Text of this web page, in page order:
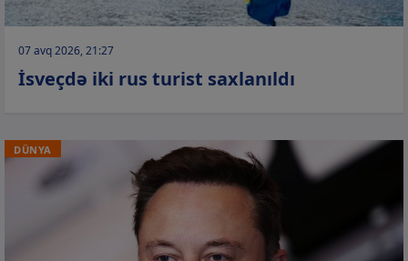
07 avq 2026, 21:27
İsveçdə iki rus turist saxlanıldı
DÜNYA